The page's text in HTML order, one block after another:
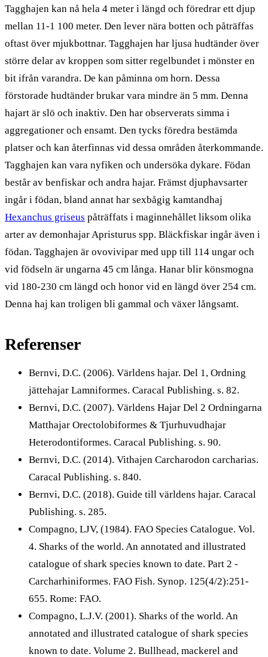
Tagghajen kan nå hela 4 meter i längd och föredrar ett djup
mellan 11-1 100 meter. Den lever nära botten och påträffas
oftast över mjukbottnar. Tagghajen har ljusa hudtänder över
större delar av kroppen som sitter regelbundet i mönster en
bit ifrån varandra. De kan påminna om horn. Dessa
förstorade hudtänder brukar vara mindre än 5 mm. Denna
hajart är slö och inaktiv. Den har observerats simma i
aggregationer och ensamt. Den tycks föredra bestämda
platser och kan återfinnas vid dessa områden återkommande.
Tagghajen kan vara nyfiken och undersöka dykare. Födan
består av benfiskar och andra hajar. Främst djuphavsarter
ingår i födan, bland annat har sexbågig kamtandhaj
Hexanchus griseus påträffats i maginnehållet liksom olika
arter av demonhajar Apristurus spp. Bläckfiskar ingår även i
födan. Tagghajen är ovovivipar med upp till 114 ungar och
vid födseln är ungarna 45 cm långa. Hanar blir könsmogna
vid 180-230 cm längd och honor vid en längd över 254 cm.
Denna haj kan troligen bli gammal och växer långsamt.
Referenser
Bernvi, D.C. (2006). Världens hajar. Del 1, Ordning
jättehajar Lamniformes. Caracal Publishing. s. 82.
Bernvi, D.C. (2007). Världens Hajar Del 2 Ordningarna
Matthajar Orectolobiformes & Tjurhuvudhajar
Heterodontiformes. Caracal Publishing. s. 90.
Bernvi, D.C. (2014). Vithajen Carcharodon carcharias.
Caracal Publishing. s. 840.
Bernvi, D.C. (2018). Guide till världens hajar. Caracal
Publishing. s. 285.
Compagno, LJV, (1984). FAO Species Catalogue. Vol.
4. Sharks of the world. An annotated and illustrated
catalogue of shark species known to date. Part 2 -
Carcharhiniformes. FAO Fish. Synop. 125(4/2):251-
655. Rome: FAO.
Compagno, L.J.V. (2001). Sharks of the world. An
annotated and illustrated catalogue of shark species
known to date. Volume 2. Bullhead, mackerel and